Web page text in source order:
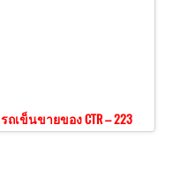
รถเข็นขายของ CTR – 223